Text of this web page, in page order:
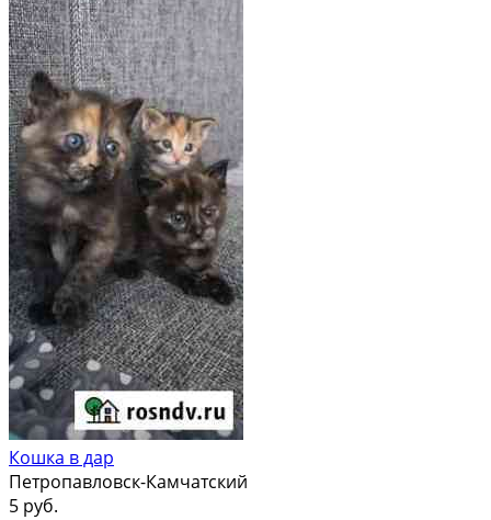
Кошка в дар
Петропавловск-Камчатский
5 руб.